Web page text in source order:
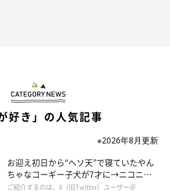
好き」の人気記事
※2026年8月更新
お迎え初日から“ヘソ天”で寝ていたやん
ちゃなコーギー子犬が7才に→ニコニ
コ“コーギースマイル”が魅力のコに成
ご紹介するのは、X（旧Twitter）ユーザー＠